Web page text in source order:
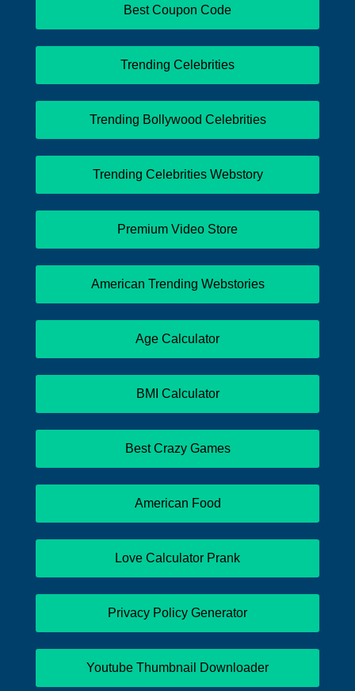
Best Coupon Code
Trending Celebrities
Trending Bollywood Celebrities
Trending Celebrities Webstory
Premium Video Store
American Trending Webstories
Age Calculator
BMI Calculator
Best Crazy Games
American Food
Love Calculator Prank
Privacy Policy Generator
Youtube Thumbnail Downloader